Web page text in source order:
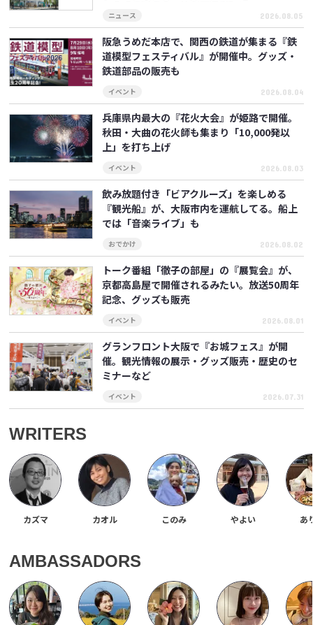
ニュース 2026.08.05
阪急うめだ本店で、関西の鉄道が集まる『鉄
道模型フェスティバル』が開催中。グッズ・
鉄道部品の販売も
イベント 2026.08.04
兵庫県内最大の『花火大会』が姫路で開催。
秋田・大曲の花火師も集まり「10,000発以
上」を打ち上げ
イベント 2026.08.03
飲み放題付き「ビアクルーズ」を楽しめる
『観光船』が、大阪市内を運航してる。船上
では「音楽ライブ」も
おでかけ 2026.08.02
トーク番組「徹子の部屋」の『展覧会』が、
京都高島屋で開催されるみたい。放送50周年
記念、グッズも販売
イベント 2026.08.01
グランフロント大阪で『お城フェス』が開
催。観光情報の展示・グッズ販売・歴史のセ
ミナーなど
イベント 2026.07.31
WRITERS
カズマ カオル このみ やよい あ
AMBASSADORS